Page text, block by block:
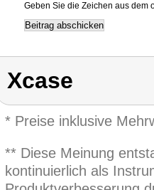
Geben Sie die Zeichen aus dem
Xcase
* Preise inklusive
** Diese Meinung
kontinuierlich als